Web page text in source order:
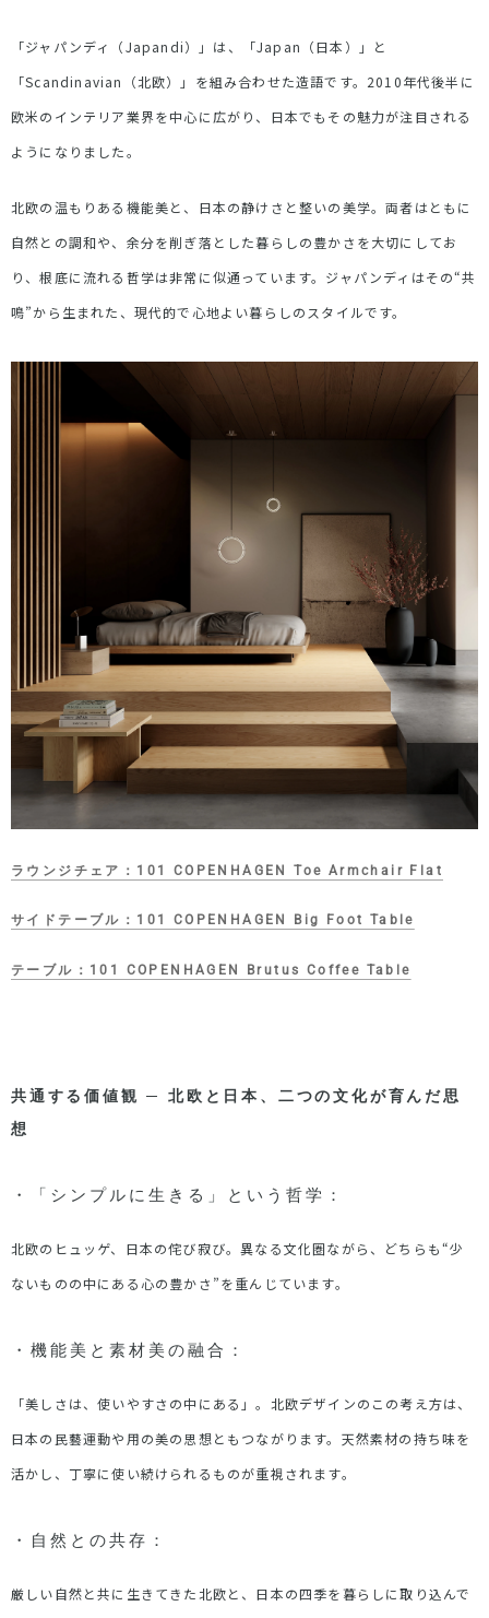
「ジャパンディ（Japandi）」は、「Japan （日本）」と
「Scandinavian （北欧）」を組み合わせた造語です。 2010年代後半に
欧米のインテリア業界を中心に広がり、日本でもその魅力が注目される
ようになりました。
北欧の温もりある機能美と、日本の静けさと整いの美学。両者はともに
自然との調和や、余分を削ぎ落とした暮らしの豊かさを大切にしてお
り、根底に流れる哲学は非常に似通っています。ジャパンディはその“共
鳴”から生まれた、現代的で心地よい暮らしのスタイルです。
ラウンジチェア：101 COPENHAGEN Toe Armchair Flat
サイドテーブル：101 COPENHAGEN Big Foot Table
テーブル： 101 COPENHAGEN Brutus Coffee Table
共通する価値観 ─
北欧と日本、二つの文化が育んだ思
想
・「シンプルに生きる」という哲学：
北欧のヒュッゲ、日本の侘び寂び。異なる文化圏ながら、どちらも“少
ないものの中にある心の豊かさ ”を重んじています。
・機能美と素材美の融合：
「美しさは、使いやすさの中にある」。北欧デザインのこの考え方は、
日本の民藝運動や用の美の思想ともつながります。天然素材の持ち味を
活かし、丁寧に使い続けられるものが重視されます。
・自然との共存：
厳しい自然と共に生きてきた北欧と、日本の四季を暮らしに取り込んで